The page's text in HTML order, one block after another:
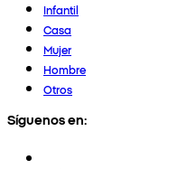
Infantil
Casa
Mujer
Hombre
Otros
Síguenos en: